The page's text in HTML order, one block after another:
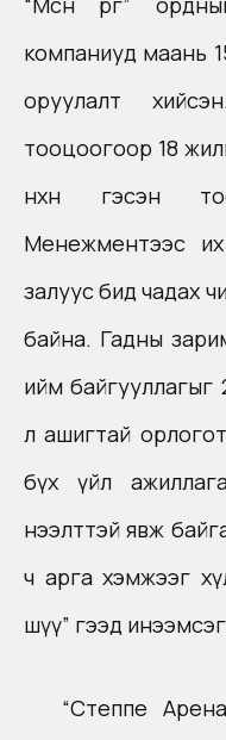
компаниуд маань
оруулалт
тооцоогоор 18
нөхнө гэсэн
Менежментээс
залуус бид чадах
байна. Гадны
ийм
л ашигтай
бүх үйл
нээлттэй явж
ч арга хэмжээг
шүү” гээд
“Степпе